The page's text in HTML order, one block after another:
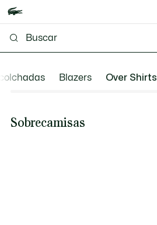
Blazers Over Shirts
Sobrecamisas